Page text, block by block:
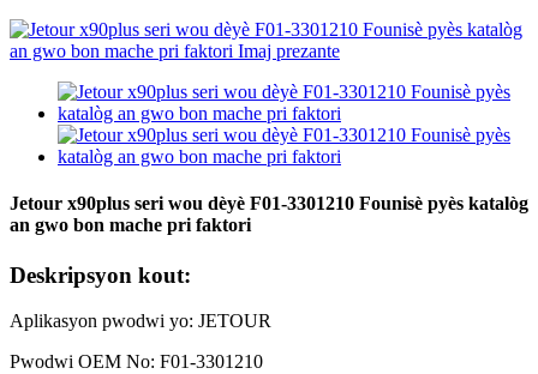
Jetour x90plus seri wou dèyè F01-3301210 Founisè pyès katalòg
an gwo bon mache pri faktori
Deskripsyon kout:
Aplikasyon pwodwi yo: JETOUR
Pwodwi OEM No: F01-3301210